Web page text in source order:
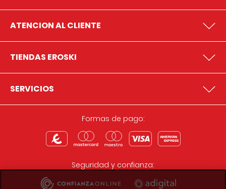
ATENCION AL CLIENTE
TIENDAS EROSKI
SERVICIOS
Formas de pago:
Seguridad y confianza: